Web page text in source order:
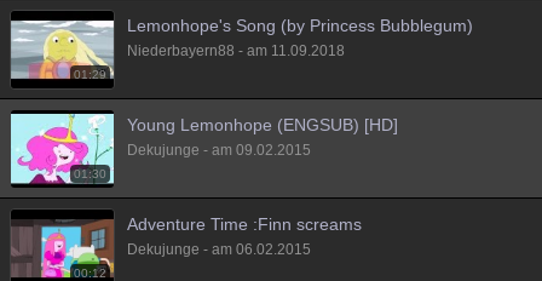
Musik Clash Verbesserungen Allmystery
Übersichten
Besucht Teilgenommen Alle Neue Geschlossen
Lesenswert
01:29
Lemonhope's Song (by Princess Bubblegum)
Niederbayern88 - am 11.09.2018
01:30
Young Lemonhope (ENGSUB) [HD]
Dekujunge - am 09.02.2015
00:12
Adventure Time :Finn screams
Dekujunge - am 06.02.2015